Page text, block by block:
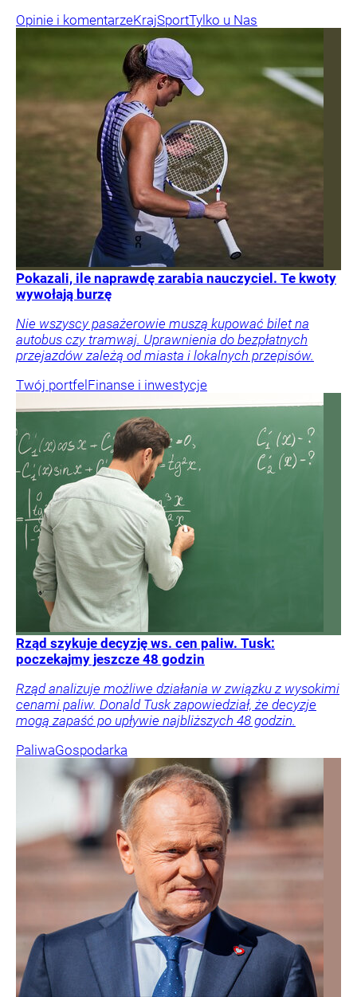
Opinie i komentarzeKrajSportTylko u Nas
Pokazali, ile naprawdę zarabia nauczyciel. Te kwoty
wywołają burzę
Nie wszyscy pasażerowie muszą kupować bilet na
autobus czy tramwaj. Uprawnienia do bezpłatnych
przejazdów zależą od miasta i lokalnych przepisów.
Twój portfel Finanse i inwestycje
Rząd szykuje decyzję ws. cen paliw. Tusk:
poczekajmy jeszcze 48 godzin
Rząd analizuje możliwe działania w związku z wysokimi
cenami paliw. Donald Tusk zapowiedział, że decyzje
mogą zapaść po upływie najbliższych 48 godzin.
PaliwaGospodarka